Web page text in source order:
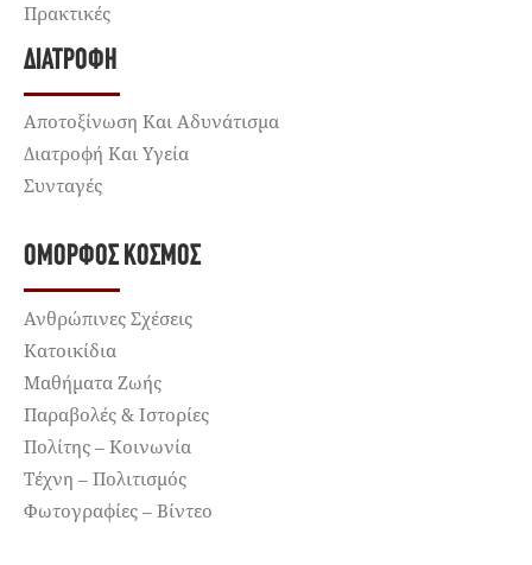
Πρακτικές
ΔΙΑΤΡΟΦΉ
Αποτοξίνωση Και Αδυνάτισμα
Διατροφή Και Υγεία
Συνταγές
ΌΜΟΡΦΟΣ ΚΌΣΜΟΣ
Ανθρώπινες Σχέσεις
Κατοικίδια
Μαθήματα Ζωής
Παραβολές & Ιστορίες
Πολίτης – Κοινωνία
Τέχνη – Πολιτισμός
Φωτογραφίες – Βίντεο